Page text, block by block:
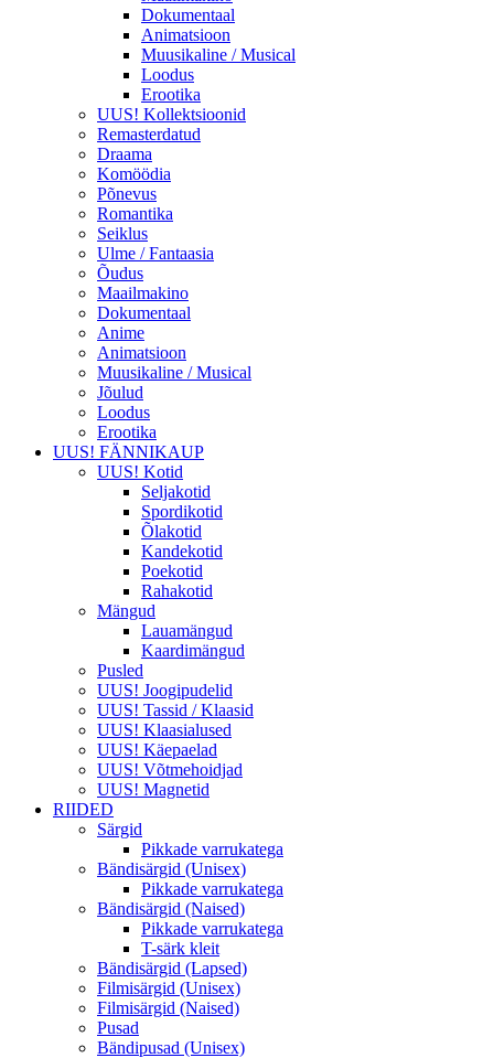
Dokumentaal
Animatsioon
Muusikaline / Musical
Loodus
Erootika
UUS! Kollektsioonid
Remasterdatud
Draama
Komöödia
Põnevus
Romantika
Seiklus
Ulme / Fantaasia
Õudus
Maailmakino
Dokumentaal
Anime
Animatsioon
Muusikaline / Musical
Jõulud
Loodus
Erootika
UUS! FÄNNIKAUP
UUS! Kotid
Seljakotid
Spordikotid
Õlakotid
Kandekotid
Poekotid
Rahakotid
Mängud
Lauamängud
Kaardimängud
Pusled
UUS! Joogipudelid
UUS! Tassid / Klaasid
UUS! Klaasialused
UUS! Käepaelad
UUS! Võtmehoidjad
UUS! Magnetid
RIIDED
Särgid
Pikkade varrukatega
Bändisärgid (Unisex)
Pikkade varrukatega
Bändisärgid (Naised)
Pikkade varrukatega
T-särk kleit
Bändisärgid (Lapsed)
Filmisärgid (Unisex)
Filmisärgid (Naised)
Pusad
Bändipusad (Unisex)